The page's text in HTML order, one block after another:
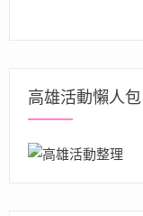
高雄活動懶人包